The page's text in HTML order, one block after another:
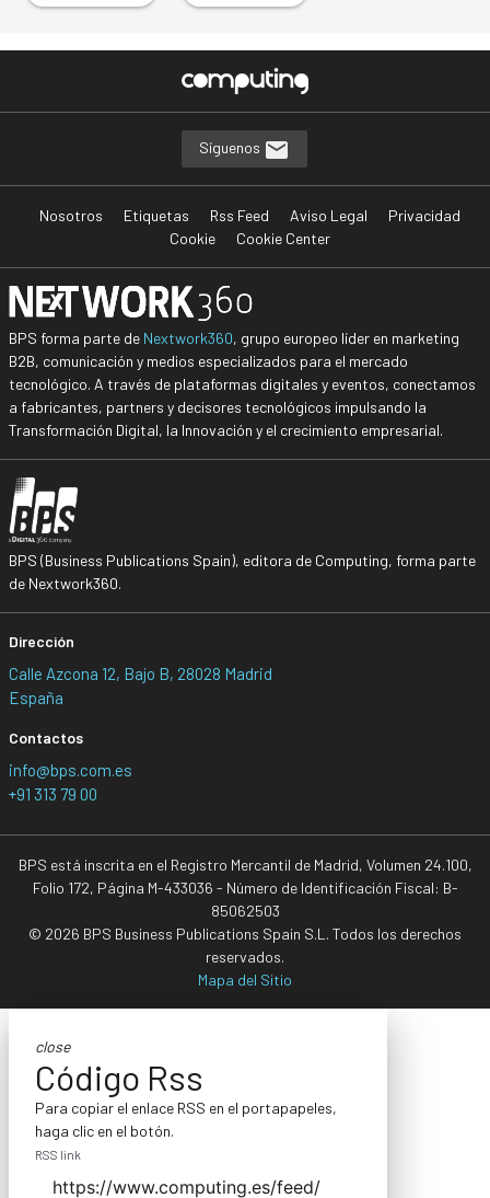
Síguenos
Nosotros Etiquetas Rss Feed Aviso Legal
Privacidad
Cookie
Cookie Center
BPS forma parte de Nextwork360, grupo europeo líder en marketing
B2B, comunicación y medios especializados para el mercado
tecnológico. A través de plataformas digitales y eventos, conectamos
a fabricantes, partners y decisores tecnológicos impulsando la
Transformación Digital, la Innovación y el crecimiento empresarial.
BPS (Business Publications Spain), editora de Computing, forma parte
de Nextwork360.
Dirección
Calle Azcona 12, Bajo B, 28028 Madrid
España
Contactos
info@bps.com.es
+91 313 79 00
BPS está inscrita en el Registro Mercantil de Madrid, Volumen 24.100,
Folio 172, Página M-433036 - Número de Identificación Fiscal: B-
85062503
© 2026 BPS Business Publications Spain S.L. Todos los derechos
reservados.
Mapa del Sitio
close
Código Rss
Para copiar el enlace RSS en el portapapeles,
haga clic en el botón.
RSS link